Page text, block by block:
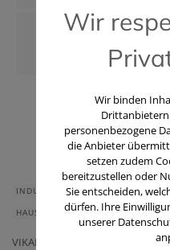
INDUSTRIE & HANDWERK
HAUS & HEIM
GERÄTE &
VIKAN
Wir
Wir binden
personenbezogene
die Anbieter
setzen zudem
bereitzustellen oder
Sie entscheiden,
dürfen. Ihre
unserer